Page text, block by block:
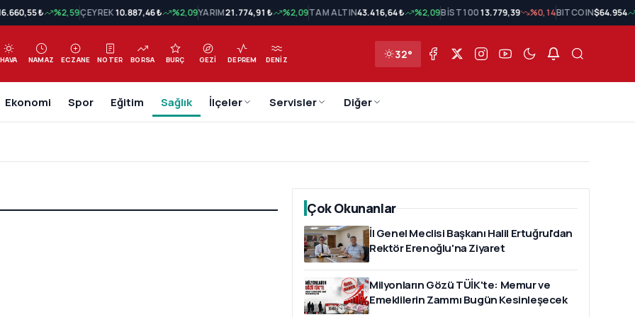
6.660,55 ₺ %2,59ÇEYREK10.887,46 ₺ %2,09YARIM21.774,91 ₺ %2,09TAM ALTIN43.416,64 ₺ %2,09BİST 10013.779,39 %0,14BITCOIN$64.954
HAVA NAMAZ ECZANE NOTER BORSA BURÇ GEZI DEPREM DENIZ 32°
Ekonomi Spor Eğitim Sağlık İlçeler Servisler Diğer
Çok Okunanlar
İl Genel Meclisi Başkanı Halil Ertuğrul'dan
Rektör Erenoğlu'na Ziyaret
Milyonların Gözü TÜİK'te: Memur ve
Emeklilerin Zammı Bugün Kesinleşecek